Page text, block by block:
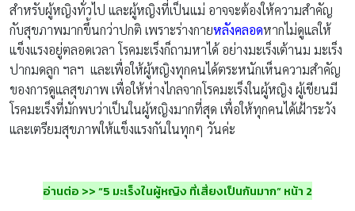
สำหรับผู้หญิงทั่วไป และผู้หญิงที่เป็นแม่ อาจจะต้องให้ความสำคัญ
กับสุขภาพมากขึ้นกว่าปกติ เพราะร่างกายหลังคลอดหากไม่ดูแลให้
แข็งแรงอยู่ตลอดเวลา โรคมะเร็งก็ถามหาได้ อย่างมะเร็งเต้านม มะเร็ง
ปากมดลูก ฯลฯ และเพื่อให้ผู้หญิงทุกคนได้ตระหนักเห็นความสำคัญ
ของการดูแลสุขภาพ เพื่อให้ห่างไกลจากโรคมะเร็งในผู้หญิง ผู้เขียนมี
โรคมะเร็งที่มักพบว่าเป็นในผู้หญิงมากที่สุด เพื่อให้ทุกคนได้เฝ้าระวัง
และเตรียมสุขภาพให้แข็งแรงกันในทุกๆ วันค่ะ
อ่านต่อ >> “5 มะเร็งในผู้หญิง ที่เสี่ยงเป็นกันมาก” หน้า 2